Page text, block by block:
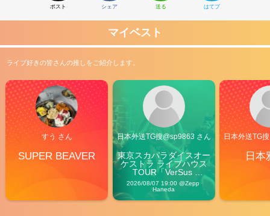
ポスト シェア 送る はてブ
マイベスト
ライブ好きの皆さんの推しをご紹介します。
すう さん
SUPER BEAVER
日本外送TG搜@sp9863 さん
東京スカパラダイスオー
ケストラ ライブハウス
TOUR「VerSus
Carnival」
2026/08/07 19:00 @Zepp
Haneda
日本外送TG
日本